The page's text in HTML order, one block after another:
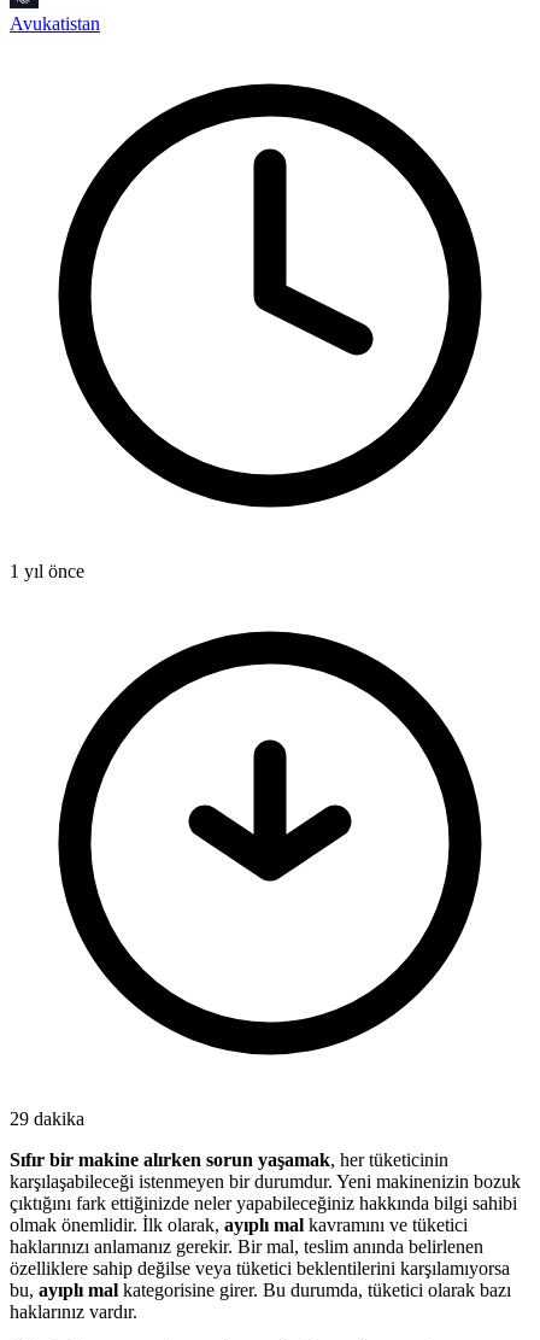
Avukatistan
1 yıl önce
29 dakika
Sıfır bir makine alırken sorun yaşamak, her tüketicinin
karşılaşabileceği istenmeyen bir durumdur. Yeni makinenizin bozuk
çıktığını fark ettiğinizde neler yapabileceğiniz hakkında bilgi sahibi
olmak önemlidir. İlk olarak, ayıplı mal kavramını ve tüketici
haklarınızı anlamanız gerekir. Bir mal, teslim anında belirlenen
özelliklere sahip değilse veya tüketici beklentilerini karşılamıyorsa
bu, ayıplı mal kategorisine girer. Bu durumda, tüketici olarak bazı
haklarınız vardır.